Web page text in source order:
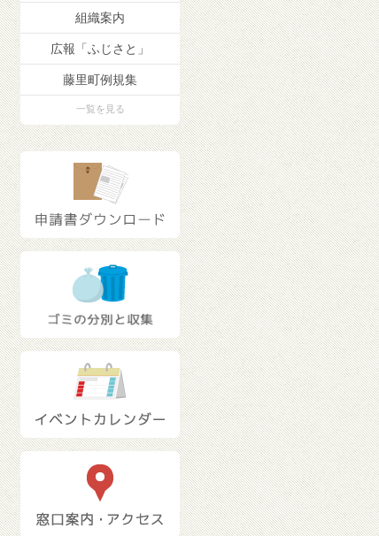
組織案内
広報「ふじさと」
藤里町例規集
一覧を見る